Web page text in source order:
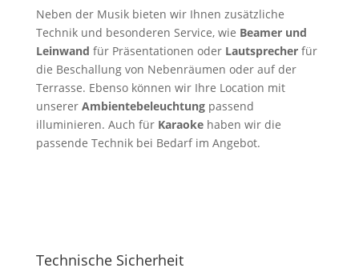
Neben der Musik bieten wir Ihnen zusätzliche
Technik und besonderen Service, wie Beamer und
Leinwand für Präsentationen oder Lautsprecherfür
die Beschallung von Nebenräumen oder auf der
Terrasse. Ebenso können wir Ihre Location mit
unserer Ambientebeleuchtungpassend
illuminieren. Auch für Karaokehaben wir die
passende Technik bei Bedarf im Angebot.
Technische Sicherheit